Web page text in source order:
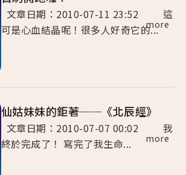
文章日期：2010-07-11 23:52 這
可是心血結晶呢！很多人好奇它的...
more
仙姑妹妹的鉅著──《北辰經》
文章日期：2010-07-07 00:02 我
終於完成了！ 寫完了我生命...
more